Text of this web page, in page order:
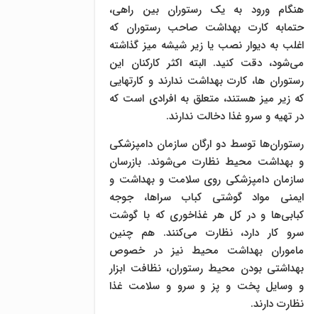
هنگام ورود به یک رستوران بین راهی،
حتمابه کارت بهداشت صاحب رستوران که
اغلب به دیوار نصب یا زیر شیشه میز گذاشته
می‌شود، دقت کنید. البته اکثر کارکنان این
رستوران ها، کارت بهداشت ندارند و کارتهایی
که زیر میز هستند، متعلق به افرادی است که
در تهیه و سرو غذا دخالت ندارند.
رستوران‌ها توسط دو ارگان سازمان دامپزشکی
و بهداشت محیط نظارت می‌شوند. بازرسان
سازمان دامپزشکی روی سلامت و بهداشت و
ایمنی مواد گوشتی کباب سراها، جوجه
کبابی‌ها و در کل هر غذاخوری که با گوشت
سرو کار دارد، نظارت می‌کنند. هم چنین
ماموران بهداشت محیط نیز در خصوص
بهداشتی بودن محیط رستوران، نظافت ابزار
و وسایل پخت و پز و سرو و سلامت غذا
نظارت دارند.